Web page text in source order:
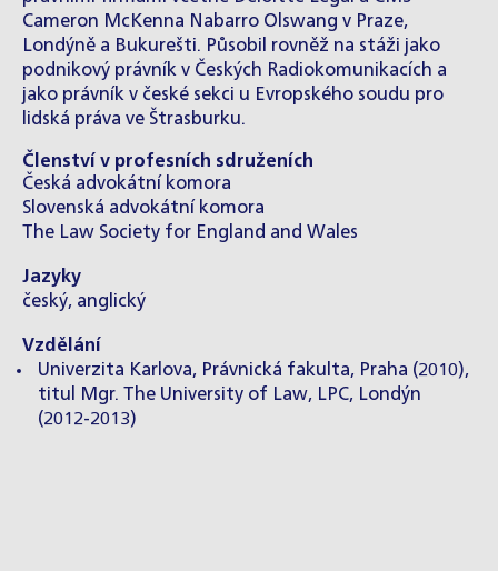
Cameron McKenna Nabarro Olswang v Praze,
Londýně a Bukurešti. Působil rovněž na stáži jako
podnikový právník v Českých Radiokomunikacích a
jako právník v české sekci u Evropského soudu pro
lidská práva ve Štrasburku.
Členství v profesních sdruženích
Česká advokátní komora
Slovenská advokátní komora
The Law Society for England and Wales
Jazyky
český, anglický
Vzdělání
Univerzita Karlova, Právnická fakulta, Praha (2010),
titul Mgr. The University of Law, LPC, Londýn
(2012-2013)